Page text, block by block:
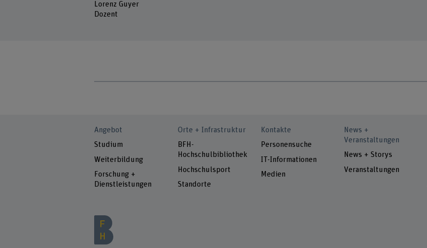
Lorenz Guyer
Dozent
Angebot
Studium
Weiterbildung
Forschung +
Dienstleistungen
Orte + Infrastruktur
BFH-
Hochschulbibliothek
Hochschulsport
Standorte
Kontakte
Personensuche
IT-Informationen
Medien
News +
Veranstaltungen
News + Storys
Veranstaltungen